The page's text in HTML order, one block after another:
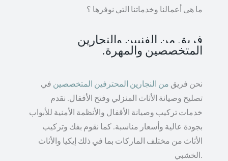
ما هى أعمالنا وخدماتنا التي نوفرها ؟
فريق من الفنيين والنجارين
المتخصصين والمهرة.
نحن فريق من النجارين المحترفين المتخصصين في
تصليح وصيانة الأثاث المنزلي وفتح الأقفال. نقدم
خدمات تركيب وصيانة الأقفال والأنظمة الأمنية للأبواب
بجودة عالية وأسعار مناسبة. كما نقوم بفك وتركيب
الأثاث من مختلف الماركات بما في ذلك إيكيا والأثاث
الخشبي.